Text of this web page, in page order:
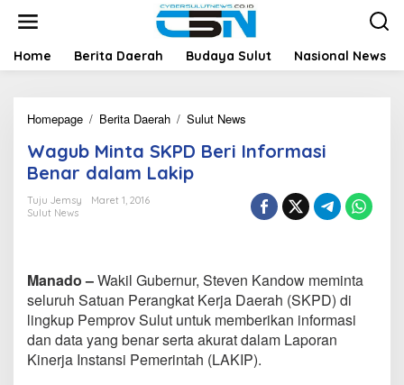
t
Home Berita Daerah Budaya Sulut Nasional News
Homepage / Berita Daerah / Sulut News
g
M
S
K
P
D
B
e
Wagub Minta SKPD Beri Informasi
Benar dalam Lakip
Tuju Jemsy
Maret 1, 2016
Sulut News
Manado –Wakil Gubernur, Steven Kandow meminta
seluruh Satuan Perangkat Kerja Daerah (SKPD) di
lingkup Pemprov Sulut untuk memberikan informasi
dan data yang benar serta akurat dalam Laporan
Kinerja Instansi Pemerintah (LAKIP).